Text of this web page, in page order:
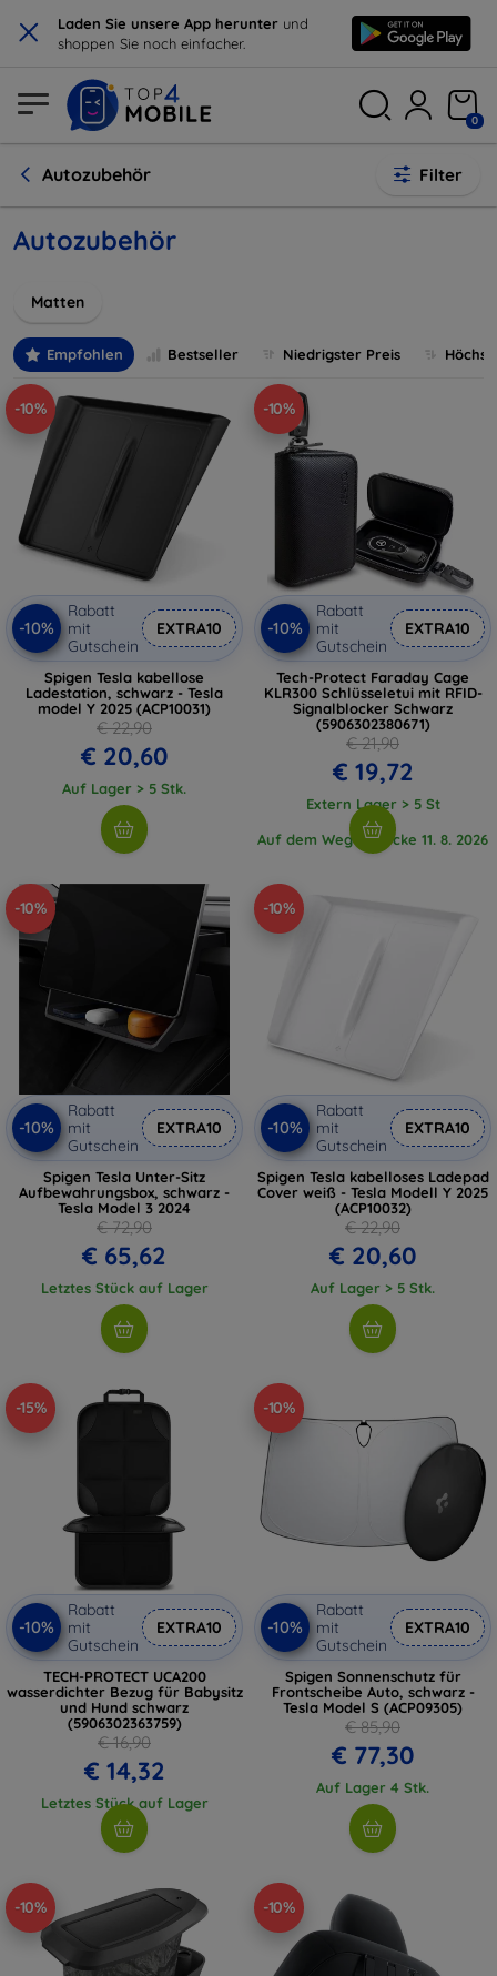
× Laden Sie unsere App herunter und
shoppen Sie noch einfacher.
0
Autozubehör Filter
Autozubehör
Matten
Empfohlen Bestseller Niedrigster Preis
-10%
-10%
Rabatt
mit
Gutschein
EXTRA10
Spigen Tesla kabellose
Ladestation, schwarz - Tesla
model Y 2025 (ACP10031)
€ 22,90
€ 20,60
Auf Lager > 5 Stk.
-10%
-10%
Rabatt
mit
Gutschein
EXTRA10
Tech-Protect Faraday Cage
KLR300 Schlüsseletui mit RFID-
Signalblocker Schwarz
(5906302380671)
€ 21,90
€ 19,72
Extern Lager > 5 St
Auf dem Weg 3 Stücke 11. 8. 2026
-10%
-10%
Rabatt
mit
Gutschein
EXTRA10
Spigen Tesla Unter-Sitz
Aufbewahrungsbox, schwarz -
Tesla Model 3 2024
€ 72,90
€ 65,62
Letztes Stück auf Lager
-10%
-10%
Rabatt
mit
Gutschein
EXTRA10
Spigen Tesla kabelloses Ladepad
Cover weiß - Tesla Modell Y 2025
(ACP10032)
€ 22,90
€ 20,60
Auf Lager > 5 Stk.
-15%
-10%
Rabatt
mit
Gutschein
EXTRA10
TECH-PROTECT UCA200
wasserdichter Bezug für Babysitz
und Hund schwarz
(5906302363759)
€ 16,90
€ 14,32
Letztes Stück auf Lager
-10%
-10%
Rabatt
mit
Gutschein
EXTRA10
Spigen Sonnenschutz für
Frontscheibe Auto, schwarz -
Tesla Model S (ACP09305)
€ 85,90
€ 77,30
Auf Lager 4 Stk.
-10% -10%